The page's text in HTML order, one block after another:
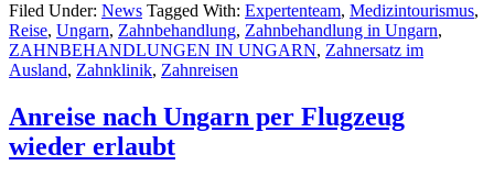
Filed Under: News Tagged With: Expertenteam, Medizintourismus,
Reise, Ungarn, Zahnbehandlung, Zahnbehandlung in Ungarn,
ZAHNBEHANDLUNGEN IN UNGARN, Zahnersatz im
Ausland, Zahnklinik, Zahnreisen
Anreise nach Ungarn per Flugzeug
wieder erlaubt